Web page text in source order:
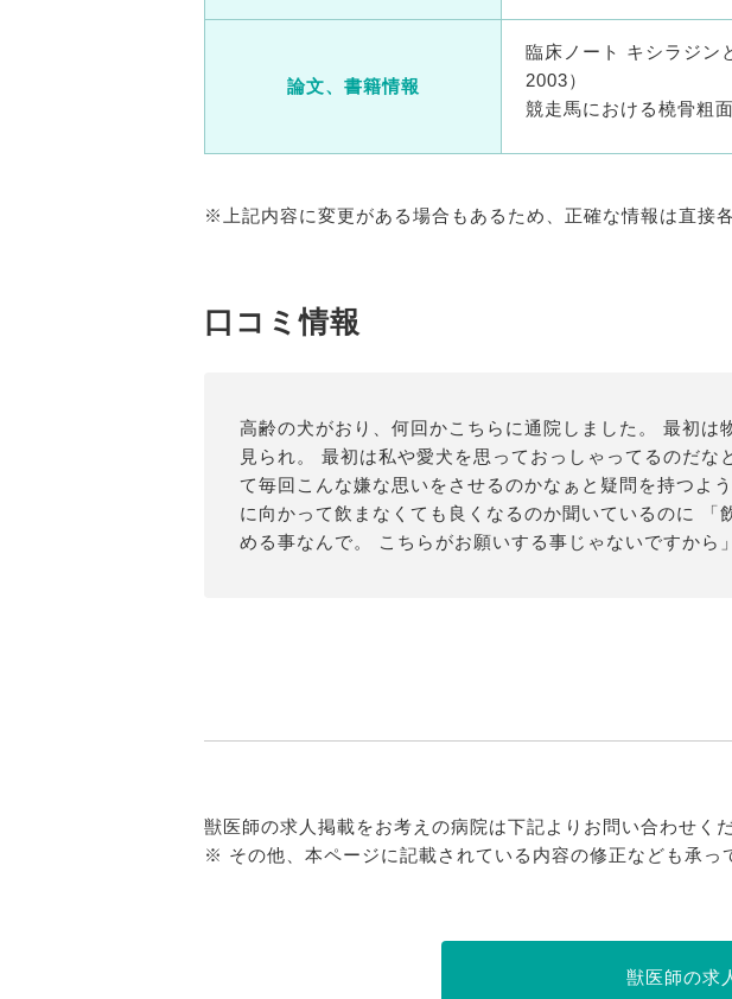
論文、書籍情報
臨床ノート キシラジン
2003）
競走馬における橈骨粗
※上記内容に変更がある場合もあるため、正確な情報は直接
口コミ情報
高齢の犬がおり、何回かこちらに通院しました。 最初
見られ。 最初は私や愛犬を思っておっしゃってるのだ
て毎回こんな嫌な思いをさせるのかなぁと疑問を持つよ
に向かって飲まなくても良くなるのか聞いているのに
める事なんで。 こちらがお願いする事じゃないですから
獣医師の求人掲載をお考えの病院は下記よりお問い合わせくだ
※ その他、本ページに記載されている内容の修正なども承っ
獣医師の求